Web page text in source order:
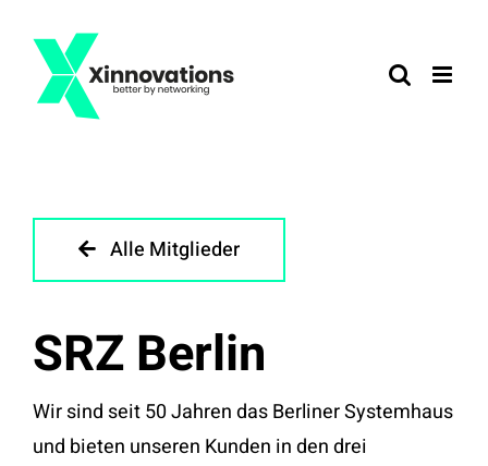
Inhalt
springen
Alle Mitglieder
SRZ Berlin
Wir sind seit 50 Jahren das Berliner Systemhaus
und bieten unseren Kunden in den drei